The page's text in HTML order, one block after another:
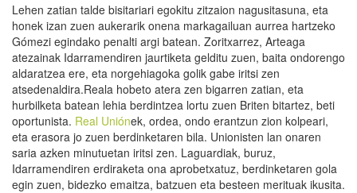
Lehen zatian talde bisitariari egokitu zitzaion nagusitasuna, eta
honek izan zuen aukerarik onena markagailuan aurrea hartzeko
Gómezi egindako penalti argi batean. Zoritxarrez, Arteaga
atezainak Idarramendiren jaurtiketa gelditu zuen, baita ondorengo
aldaratzea ere, eta norgehiagoka golik gabe iritsi zen
atsedenaldira.Reala hobeto atera zen bigarren zatian, eta
hurbilketa batean lehia berdintzea lortu zuen Briten bitartez, beti
oportunista. Real Uniónek, ordea, ondo erantzun zion kolpeari,
eta erasora jo zuen berdinketaren bila. Unionisten lan onaren
saria azken minutuetan iritsi zen. Laguardiak, buruz,
Idarramendiren erdiraketa ona aprobetxatuz, berdinketaren gola
egin zuen, bidezko emaitza, batzuen eta besteen merituak ikusita.